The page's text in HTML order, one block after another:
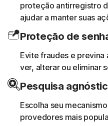
proteção antirregistro
ajudar a manter suas
Proteção de
Evite fraudes e
ver, alterar ou eliminar
Pesquisa
Escolha seu
provedores mais